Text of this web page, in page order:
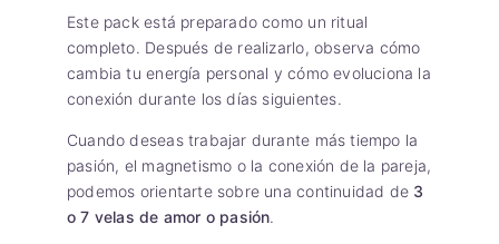
Este pack está preparado como un ritual
completo. Después de realizarlo, observa cómo
cambia tu energía personal y cómo evoluciona la
conexión durante los días siguientes.
Cuando deseas trabajar durante más tiempo la
pasión, el magnetismo o la conexión de la pareja,
podemos orientarte sobre una continuidad de 3
o 7 velas de amor o pasión.